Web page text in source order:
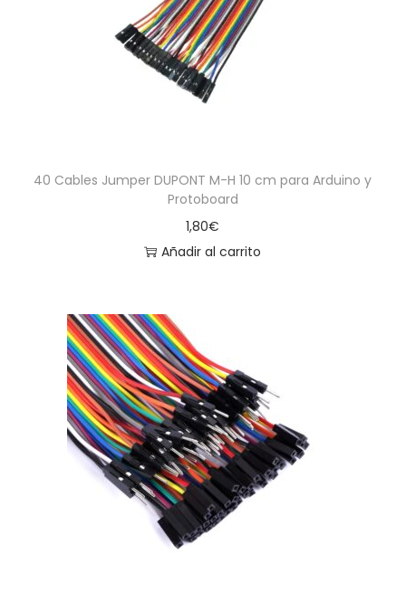
a
c
i
ó
i
d
o
40 Cables Jumper DUPONT M-H 10 cm para Arduino y
Protoboard
1,80€
Añadir al carrito